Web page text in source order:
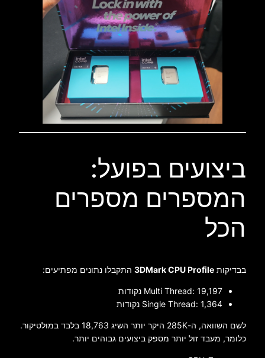
ביצועים בפועל:
המספרים מספרים
הכל
בבדיקות 3DMark CPU Profile התקבלו נתונים מפתיעים:
Multi Thread: ‎19,197 נקודות
Single Thread: ‎1,364 נקודות
לשם השוואה, ה-285K היקר יותר השיג ‎18,763 בלבד במולטיקור.
כלומר, מעבד זול יותר מספק ביצועים גבוהים יותר.